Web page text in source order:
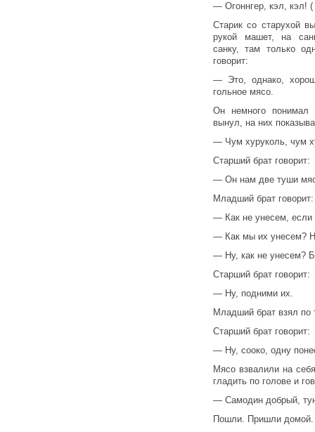
— Огоннгер, кэл, кэл! (
Старик со старухой
рукой машет, на
санку, там только
говорит:
— Это, однако,
гольное мясо.
Он немного понимал
вынул, на них
— Чум хуруколь, чум
Старший брат говорит:
— Он нам две туши
Младший брат говорит:
— Как не унесем, если
— Как мы их унесем?
— Ну, как не унесем?
Старший брат говорит:
— Ну, подними их.
Младший брат взял по
Старший брат говорит:
— Ну, сооко, одну
Мясо взвалили на
гладить по голове и
— Самодин добрый,
Пошли. Пришли домой.